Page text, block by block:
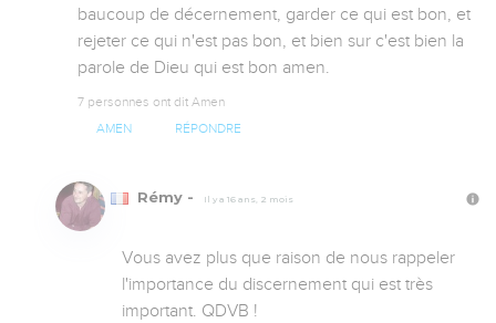
baucoup de décernement, garder ce qui est bon, et
rejeter ce qui n'est pas bon, et bien sur c'est bien la
parole de Dieu qui est bon amen.
7 personnes ont dit Amen
AMEN RÉPONDRE
Rémy - Il y a 16 ans, 2 mois
Vous avez plus que raison de nous rappeler
l'importance du discernement qui est très
important. QDVB !